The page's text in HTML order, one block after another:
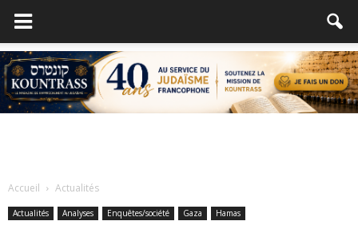
Accueil Actualités
Actualités Analyses Enquêtes/société Gaza Hamas